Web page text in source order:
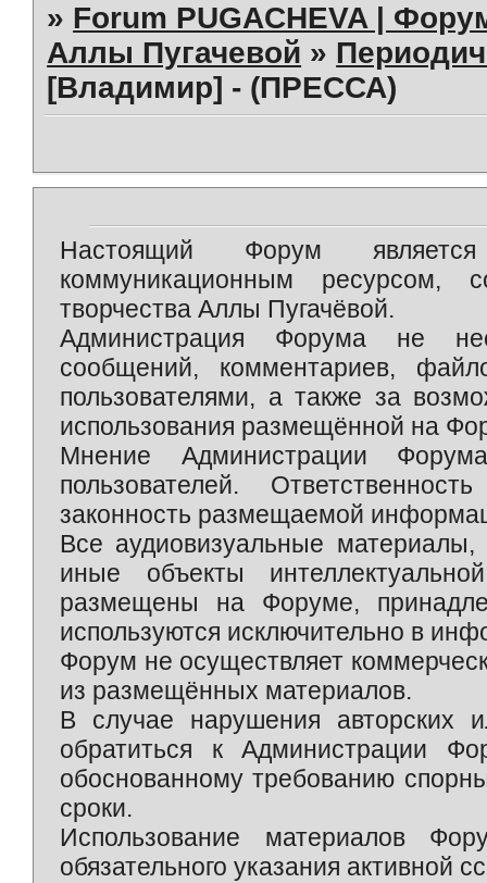
» Forum PUGACHEVA |
Аллы Пугачевой »
[Владимир] - (ПРЕССА)
Настоящий Форум является
коммуникационным ресурсом,
творчества Аллы Пугачёвой.
Администрация Форума не
сообщений, комментариев,
пользователями, а также за
использования размещённой на
Мнение Администрации
пользователей.
законность размещаемой
Все аудиовизуальные
иные объекты
размещены на Форуме,
используются исключительно в
Форум не осуществляет
из размещённых материалов.
В случае нарушения авторских
обратиться к Администрации
обоснованному требованию
сроки.
Использование материалов
обязательного указания активной